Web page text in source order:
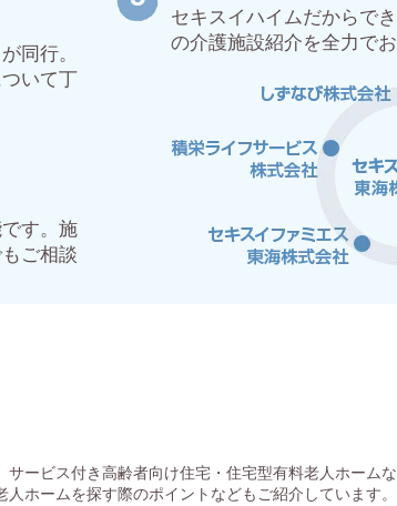
同行。
いて丁
す。施
ご相談
セキスイハイムだからで
の介護施設紹介を全力で
ービス付き高齢者向け住宅・住宅型有料老人ホーム
ホームを探す際のポイントなどもご紹介しています